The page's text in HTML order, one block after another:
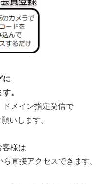
に
。
ドメイン指定受信で
いします。
客様は
直接アクセスできます。